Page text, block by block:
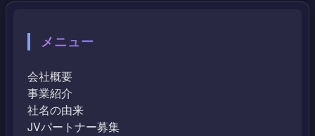
メニュー
会社概要
事業紹介
社名の由来
JVパートナー募集